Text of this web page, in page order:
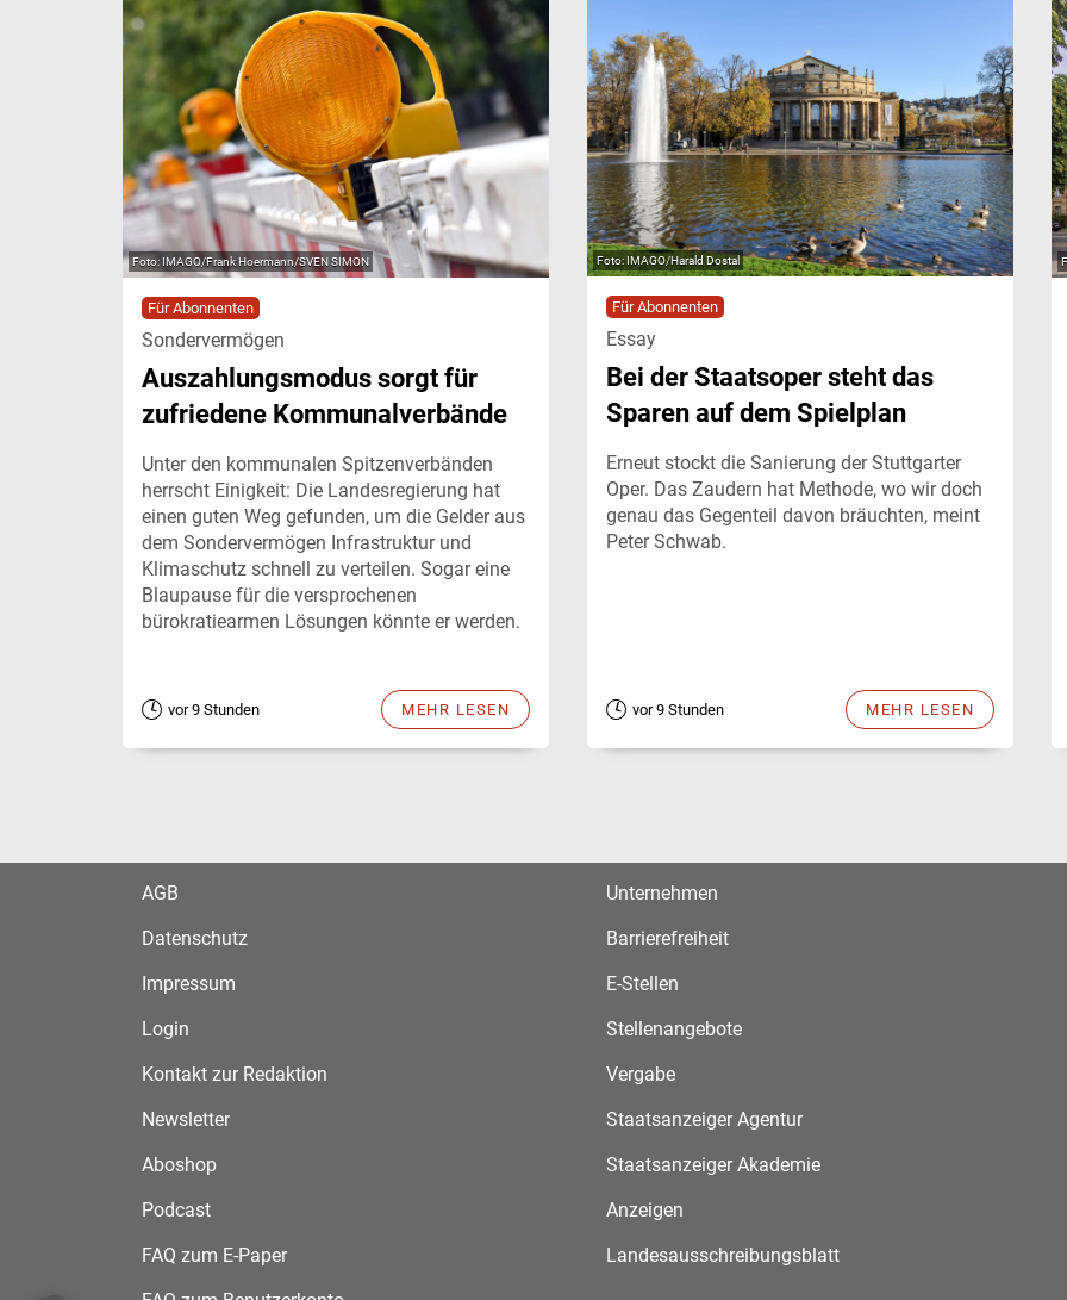
IMAGO/Frank Hoermann/SVEN SIMON
Für Abonnenten
Sondervermögen
Auszahlungsmodus sorgt für
zufriedene Kommunalverbände
Unter den kommunalen Spitzenverbänden
herrscht Einigkeit: Die Landesregierung hat
einen guten Weg gefunden, um die Gelder aus
dem Sondervermögen Infrastruktur und
Klimaschutz schnell zu verteilen. Sogar eine
Blaupause für die versprochenen
bürokratiearmen Lösungen könnte er werden.
vor 9 Stunden MEHR LESEN
IMAGO/Harald Dostal
Für Abonnenten
Essay
Bei der Staatsoper steht das
Sparen auf dem Spielplan
Erneut stockt die Sanierung der Stuttgarter
Oper. Das Zaudern hat Methode, wo wir doch
genau das Gegenteil davon bräuchten, meint
Peter Schwab.
vor 9 Stunden MEHR LESEN
AGB
Datenschutz
Impressum
Login
Kontakt zur Redaktion
Newsletter
Aboshop
Podcast
FAQ zum E-Paper
Unternehmen
Barrierefreiheit
E-Stellen
Stellenangebote
Vergabe
Staatsanzeiger Agentur
Staatsanzeiger Akademie
Anzeigen
Landesausschreibungsblatt